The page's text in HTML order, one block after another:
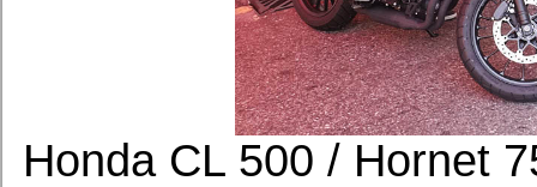
Honda CL 500 / Hornet